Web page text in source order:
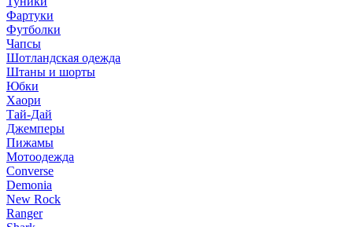
Фартуки
Футболки
Чапсы
Шотландская одежда
Штаны и шорты
Юбки
Хаори
Тай-Дай
Джемперы
Пижамы
Мотоодежда
Converse
Demonia
New Rock
Ranger